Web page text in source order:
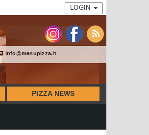
LOGIN
info@menupizza.it
PIZZA NEWS